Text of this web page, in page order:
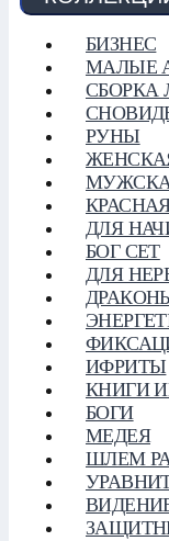
БИЗНЕС
МАЛЫЕ
СБОРКА
РУНЫ
ДЛЯ
БОГ СЕТ
ДЛЯ
ИФРИТЫ
КНИГИ
БОГИ
МЕДЕЯ
ШЛЕМ